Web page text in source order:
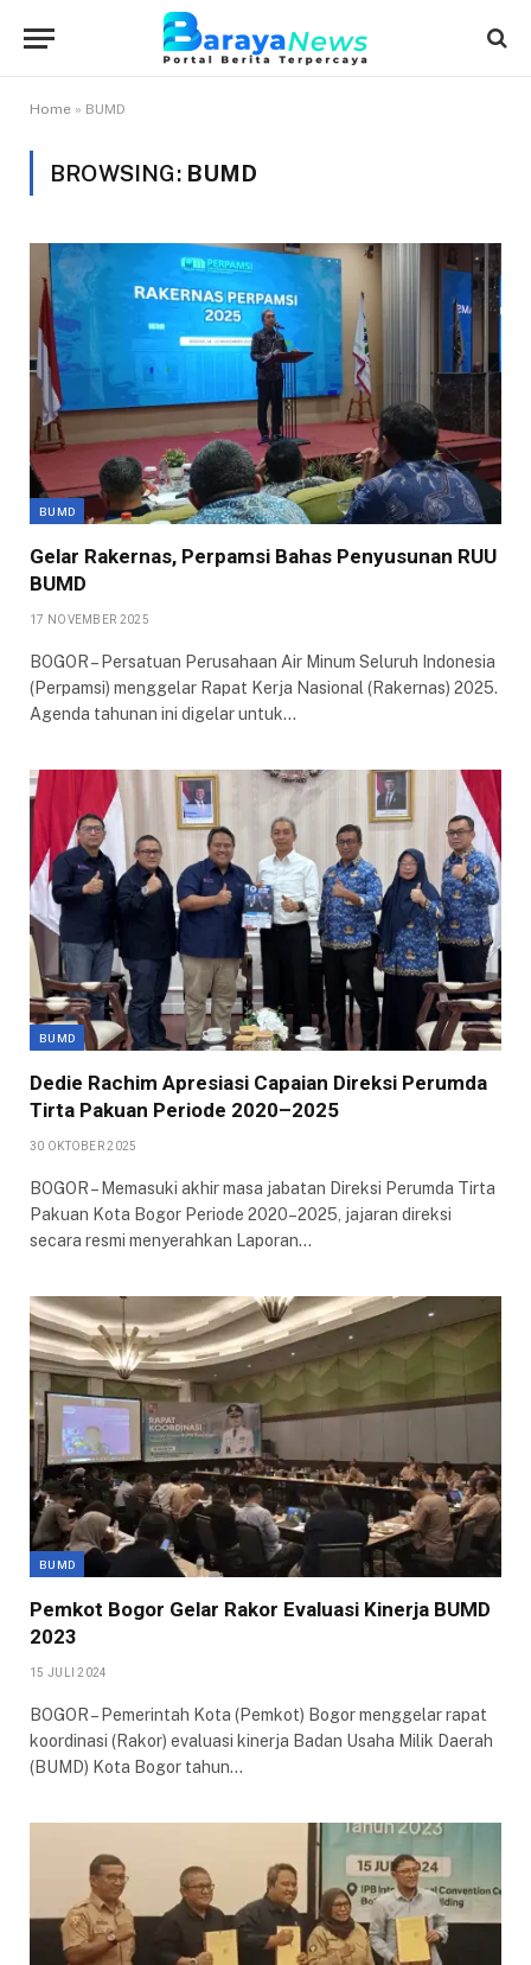
Home » BUMD
BROWSING: BUMD
BUMD
Gelar Rakernas, Perpamsi Bahas Penyusunan RUU
BUMD
17 NOVEMBER 2025
BOGOR – Persatuan Perusahaan Air Minum Seluruh Indonesia
(Perpamsi) menggelar Rapat Kerja Nasional (Rakernas) 2025.
Agenda tahunan ini digelar untuk…
BUMD
Dedie Rachim Apresiasi Capaian Direksi Perumda
Tirta Pakuan Periode 2020–2025
30 OKTOBER 2025
BOGOR – Memasuki akhir masa jabatan Direksi Perumda Tirta
Pakuan Kota Bogor Periode 2020–2025, jajaran direksi
secara resmi menyerahkan Laporan…
BUMD
Pemkot Bogor Gelar Rakor Evaluasi Kinerja BUMD
2023
15 JULI 2024
BOGOR – Pemerintah Kota (Pemkot) Bogor menggelar rapat
koordinasi (Rakor) evaluasi kinerja Badan Usaha Milik Daerah
(BUMD) Kota Bogor tahun…